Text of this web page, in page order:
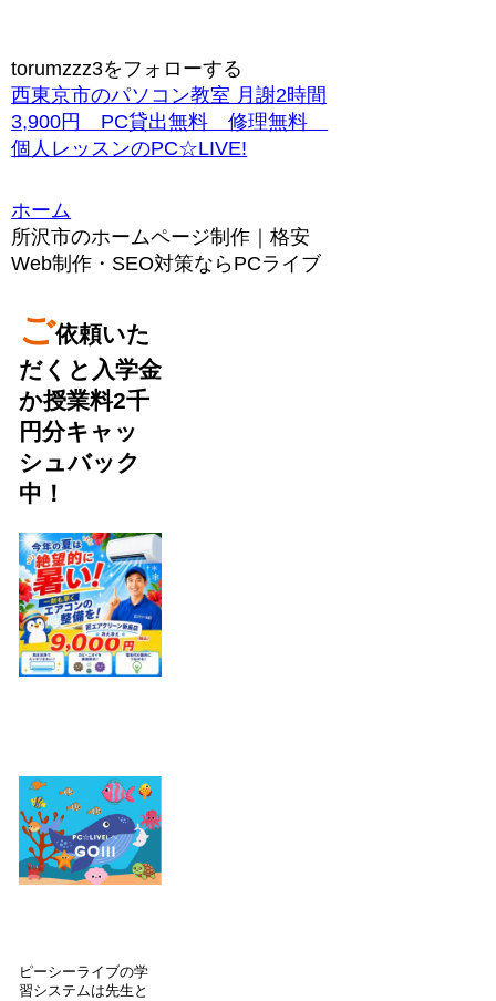
torumzzz3をフォローする
西東京市のパソコン教室 月謝2時間
3,900円 PC貸出無料 修理無料
個人レッスンのPC☆LIVE!
ホーム
所沢市のホームページ制作｜格安
Web制作・SEO対策ならPCライブ
ご依頼いた
だくと入学金
か授業料2千
円分キャッ
シュバック
中！
ピーシーライブの学
習システムは先生と